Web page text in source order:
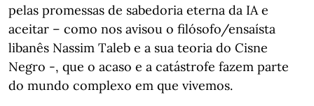
pelas promessas de sabedoria eterna da IA e
aceitar – como nos avisou o filósofo/ensaísta
libanês Nassim Taleb e a sua teoria do Cisne
Negro -, que o acaso e a catástrofe fazem parte
do mundo complexo em que vivemos.